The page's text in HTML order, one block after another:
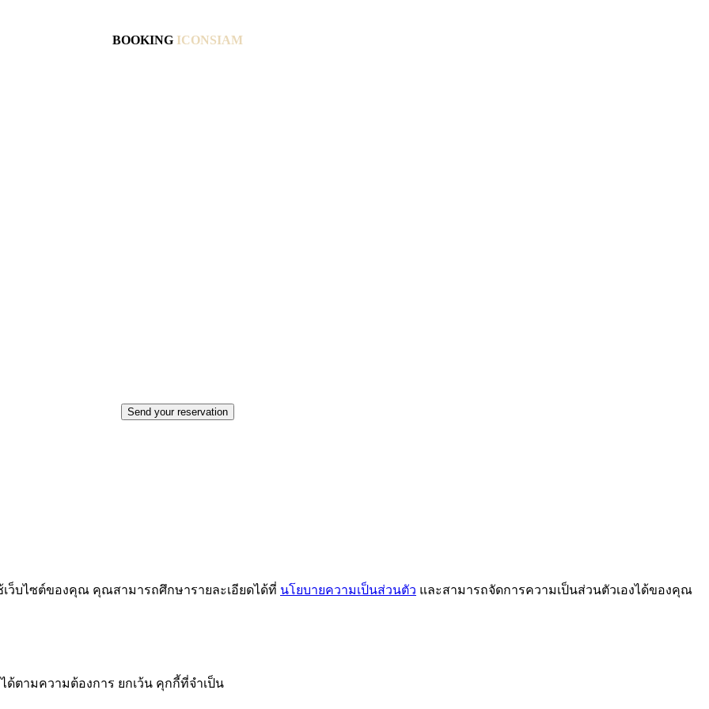
BOOKING ICONSIAM
Send your reservation
ว็บไซต์ของคุณ คุณสามารถศึกษารายละเอียดได้ที่ นโยบายความเป็นส่วนตัว และสามารถจัดการความเป็นส่วนตัวเองได้ของคุณ
ตามความต้องการ ยกเว้น คุกกี้ที่จำเป็น